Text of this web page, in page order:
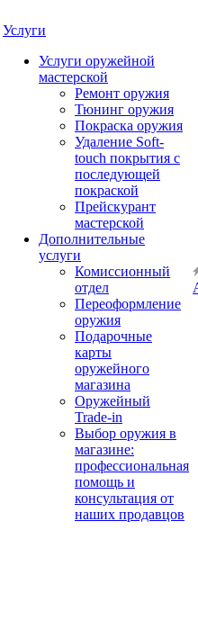
Услуги
Услуги оружейной
мастерской
Ремонт оружия
Тюнинг оружия
Покраска оружия
Удаление Soft-
touch покрытия с
последующей
покраской
Прейскурант
мастерской
Дополнительные
услуги
Комиссионный
отдел
Переоформление
оружия
Подарочные
карты
оружейного
магазина
Оружейный
Trade-in
Выбор оружия в
магазине:
профессиональная
помощь и
консультация от
наших продавцов